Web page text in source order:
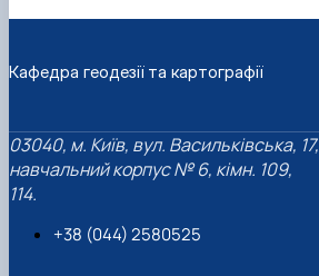
Кафедра геодезії та картографії
03040, м. Київ, вул. Васильківська, 17,
навчальний корпус № 6, кімн. 109,
114.
+38 (044) 2580525